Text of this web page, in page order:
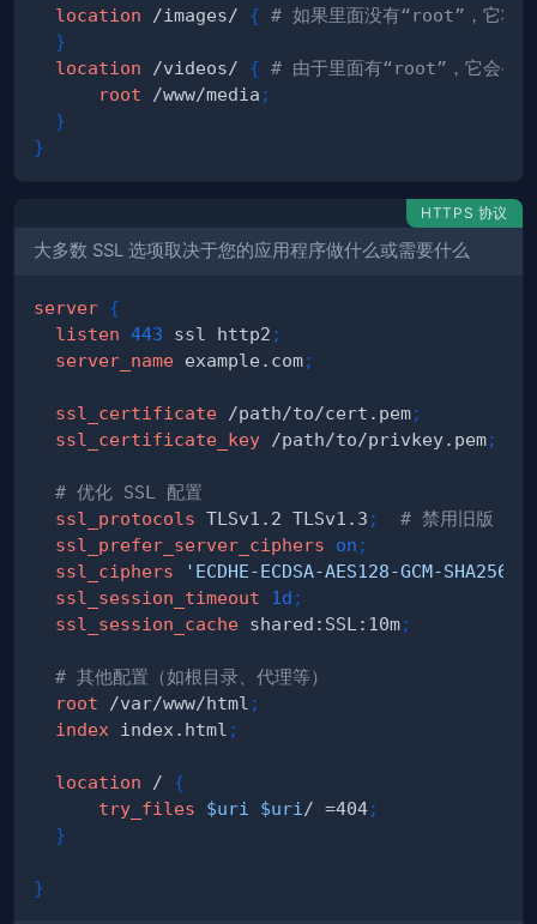
location /images/ { # 如果里面没有“root”，它
}
location /videos/ { # 由于里面有“root”，它会
root /www/media ;
}
}
HTTPS 协议
大多数 SSL 选项取决于您的应用程序做什么或需要什么
server {
listen 443 ssl http2 ;
server_name example.com;
ssl_certificate /path/to/cert.pem;
ssl_certificate_key /path/to/privkey.pem;
# 优化 SSL 配置
ssl_protocols TLSv1.2 TLSv1.3 ;
# 禁用旧版 TLS
ssl_prefer_server_ciphers
on ;
ssl_ciphers
'ECDHE-ECDSA-AES128-GCM-
ssl_session_timeout
1d ;
ssl_session_cache shared:SSL:10m;
# 其他配置（如根目录、代理等）
root /var/www/html ;
index index.html ;
location /
{
try_files
$uri $uri / =404;
}
}